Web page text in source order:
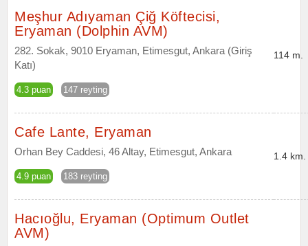
Meşhur Adıyaman Çiğ Köftecisi,
Eryaman (Dolphin AVM)
282. Sokak, 9010 Eryaman, Etimesgut, Ankara (Giriş
Katı)
4.3 puan 147 reyting
114 m.
Cafe Lante, Eryaman
Orhan Bey Caddesi, 46 Altay, Etimesgut, Ankara
4.9 puan 183 reyting
1.4 km.
Hacıoğlu, Eryaman (Optimum Outlet
AVM)